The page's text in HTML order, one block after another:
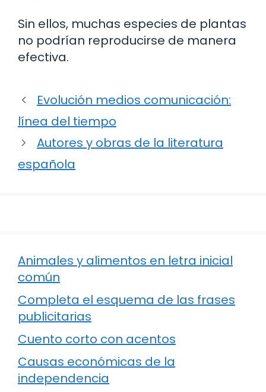
Sin ellos, muchas especies de plantas
no podrían reproducirse de manera
efectiva.
Evolución medios comunicación:
línea del tiempo
Autores y obras de la literatura
española
Animales y alimentos en letra inicial
común
Completa el esquema de las frases
publicitarias
Cuento corto con acentos
Causas económicas de la
independencia